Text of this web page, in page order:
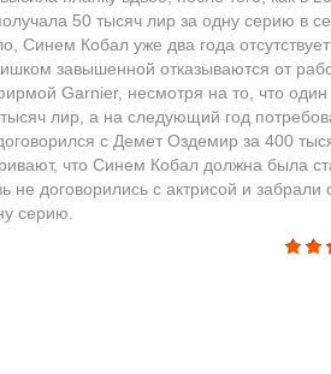
50 тысяч лир за одну серию в
Синем Кобал уже два года
завышенной отказываются от
Garnier, несмотря на то, что
тысяч лир, а на следующий год
с Демет Оздемир за 400
что Синем Кобал должна была
не договорились с актрисой и
серию.